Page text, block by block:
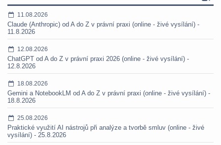
11.08.2026
Claude (Anthropic) od A do Z v právní praxi (online - živé vysílání) -
11.8.2026
12.08.2026
ChatGPT od A do Z v právní praxi 2026 (online - živé vysílání) -
12.8.2026
18.08.2026
Gemini a NotebookLM od A do Z v právní praxi (online - živé vysílání) -
18.8.2026
25.08.2026
Praktické využití AI nástrojů při analýze a tvorbě smluv (online - živé
vysílání) - 25.8.2026